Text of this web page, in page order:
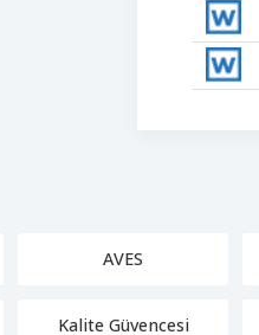
AVES
Kalite Güvencesi